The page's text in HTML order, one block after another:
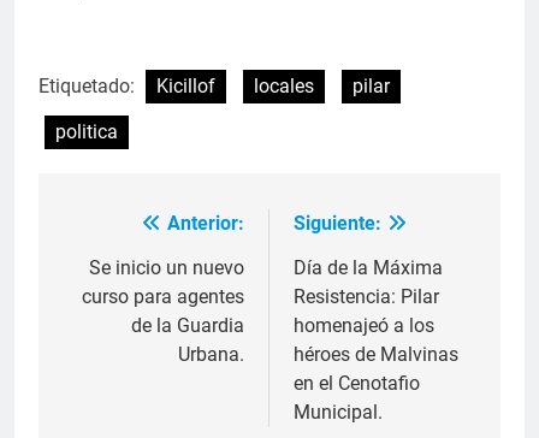
Etiquetado: Kicillof locales
pilar
politica
Anterior:
Se inicio un nuevo
curso para agentes
de la Guardia
Urbana.
Siguiente:
Día de la Máxima
Resistencia: Pilar
homenajeó a los
héroes de Malvinas
en el Cenotafio
Municipal.